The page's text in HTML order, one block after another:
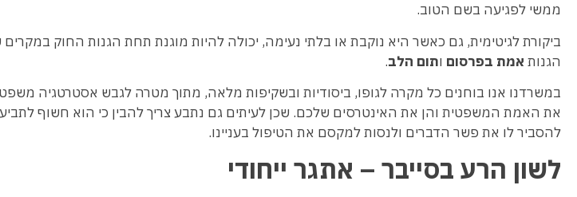
ממשי לפגיעה בשם הטוב.
ביקורת לגיטימית, גם כאשר היא נוקבת או בלתי נעימה, יכולה להיות מוגנת תחת הגנות החוק
הגנות אמת בפרסום ותום הלב.
במשרדנו אנו בוחנים כל מקרה לגופו, ביסודיות ובשקיפות מלאה, מתוך מטרה לגבש אסטרטגיה
את האמת המשפטית והן את האינטרסים שלכם. שכן לעיתים גם נתבע צריך להבין כי הוא חשוף
להסביר לו את פשר הדברים ולנסות למקסם את הטיפול בעניינו.
לשון הרע בסייבר – אתגר ייחודי